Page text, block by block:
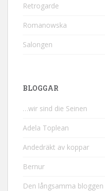
Retrogarde
Romanowska
Salongen
BLOGGAR
…wir sind die Seinen
Adela Toplean
Andedräkt av koppar
Bernur
Den långsamma bloggen